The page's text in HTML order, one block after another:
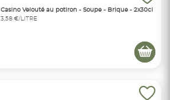
Casino Velouté au potiron - Soupe - Brique - 2x30cl
3,58 €/LITRE